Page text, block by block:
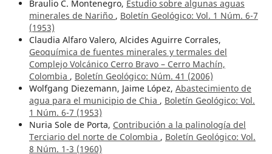
Braulio C. Montenegro, Estudio sobre algunas aguas
minerales de Nariño , Boletín Geológico: Vol. 1 Núm. 6-7
(1953)
Claudia Alfaro Valero, Alcides Aguirre Corrales,
Geoquímica de fuentes minerales y termales del
Complejo Volcánico Cerro Bravo – Cerro Machín,
Colombia , Boletín Geológico: Núm. 41 (2006)
Wolfgang Diezemann, Jaime López, Abastecimiento de
agua para el municipio de Chia , Boletín Geológico: Vol.
1 Núm. 6-7 (1953)
Nuria Sole de Porta, Contribución a la palinología del
Terciario del norte de Colombia , Boletín Geológico: Vol.
8 Núm. 1-3 (1960)